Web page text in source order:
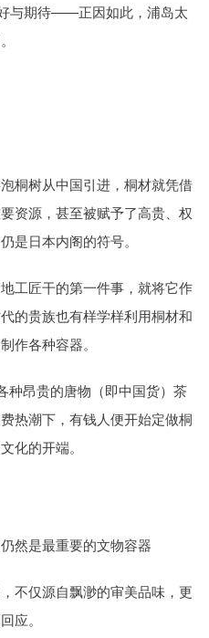
与期待——正因如此，浦岛太
桐树从中国引进，桐材就凭借
资源，甚至被赋予了高贵、权
是日本内阁的符号。
工匠干的第一件事，就将它作
的贵族也有样学样利用桐材和
作各种容器。
种昂贵的唐物（即中国货）茶
热潮下，有钱人便开始定做桐
化的开端。
然是最重要的文物容器
不仅源自飘渺的审美品味，更
应。